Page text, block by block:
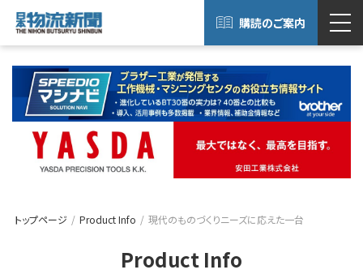
購読のご案内
トップページ Product Info 現代のものづくりニーズに応えた一台
Product Info